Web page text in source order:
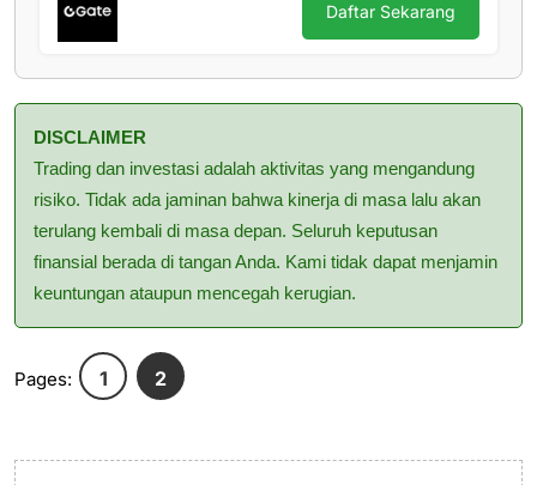
Daftar Sekarang
DISCLAIMER
Trading dan investasi adalah aktivitas yang mengandung
risiko. Tidak ada jaminan bahwa kinerja di masa lalu akan
terulang kembali di masa depan. Seluruh keputusan
finansial berada di tangan Anda. Kami tidak dapat menjamin
keuntungan ataupun mencegah kerugian.
Pages: 1 2